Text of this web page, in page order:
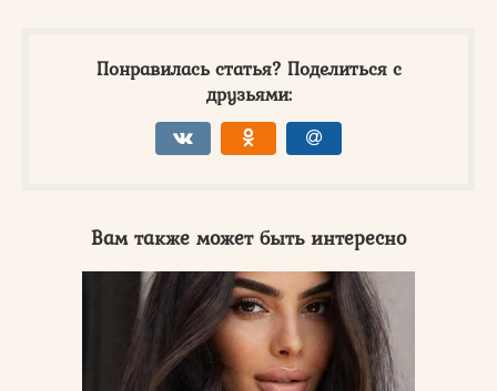
Понравилась статья? Поделиться с
друзьями:
Вам также может быть интересно